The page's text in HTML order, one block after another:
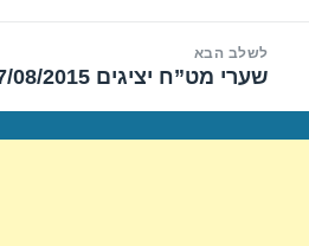
לשלב הבא
הפוסט
שערי מט”ח יציגים 17/08/2015